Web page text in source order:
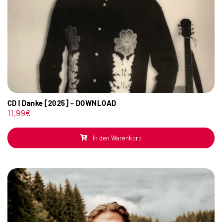
CD | Danke [2025] – DOWNLOAD
11,99€
In den Warenkorb